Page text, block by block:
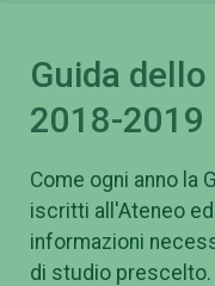
Guida
2018-2019
Come ogni anno la
iscritti all'Ateneo
informazioni
di studio prescelto.